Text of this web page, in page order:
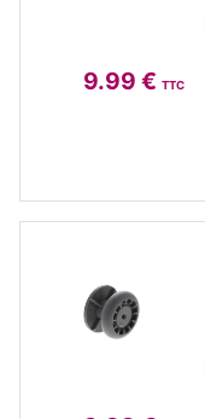
9.99 € TTC